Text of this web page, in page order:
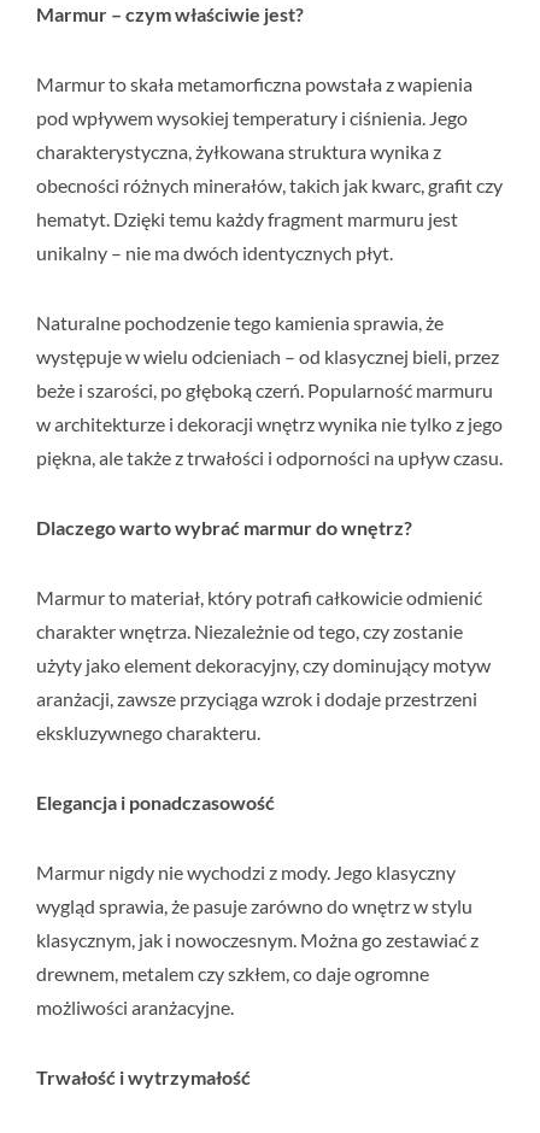
Marmur – czym właściwie jest?
Marmur to skała metamorficzna powstała z wapienia
pod wpływem wysokiej temperatury i ciśnienia. Jego
charakterystyczna, żyłkowana struktura wynika z
obecności różnych minerałów, takich jak kwarc, grafit czy
hematyt. Dzięki temu każdy fragment marmuru jest
unikalny – nie ma dwóch identycznych płyt.
Naturalne pochodzenie tego kamienia sprawia, że
występuje w wielu odcieniach – od klasycznej bieli, przez
beże i szarości, po głęboką czerń. Popularność marmuru
w architekturze i dekoracji wnętrz wynika nie tylko z jego
piękna, ale także z trwałości i odporności na upływ czasu.
Dlaczego warto wybrać marmur do wnętrz?
Marmur to materiał, który potrafi całkowicie odmienić
charakter wnętrza. Niezależnie od tego, czy zostanie
użyty jako element dekoracyjny, czy dominujący motyw
aranżacji, zawsze przyciąga wzrok i dodaje przestrzeni
ekskluzywnego charakteru.
Elegancja i ponadczasowość
Marmur nigdy nie wychodzi z mody. Jego klasyczny
wygląd sprawia, że pasuje zarówno do wnętrz w stylu
klasycznym, jak i nowoczesnym. Można go zestawiać z
drewnem, metalem czy szkłem, co daje ogromne
możliwości aranżacyjne.
Trwałość i wytrzymałość